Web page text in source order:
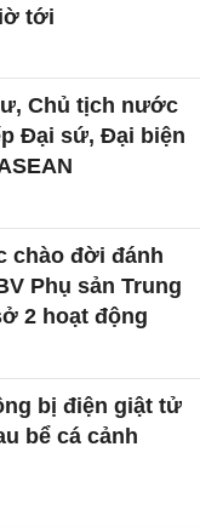
tới
Chủ tịch nước
Đại sứ, Đại biện
chào đời đánh
Phụ sản Trung
2 hoạt động
bị điện giật tử
bể cá cảnh